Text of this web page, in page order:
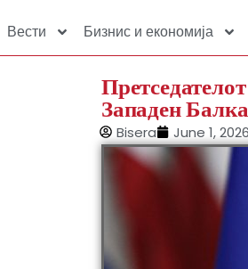
Вести Бизнис и економија
Западен
Bisera June 1, 2026